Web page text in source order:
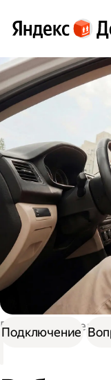
Работа водителем
Подключение